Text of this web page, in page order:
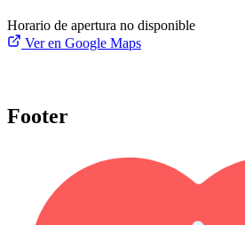
Horario de apertura no disponible
Ver en Google Maps
Footer